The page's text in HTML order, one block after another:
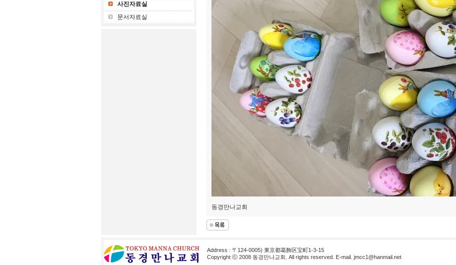
사진자료실
문서자료실
동경만나교회
Address : 〒124-0005) 東京都葛飾区宝町1-3-15
Copyright ⓒ 2008 동경만나교회. All rights reserved. E-mail. jmcc1@hanmail.net